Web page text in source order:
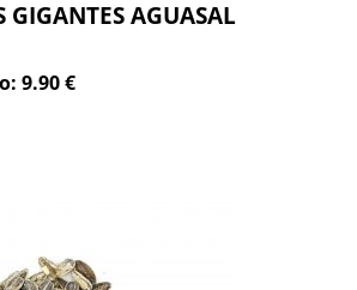
GIGANTES AGUASAL
9.90 €